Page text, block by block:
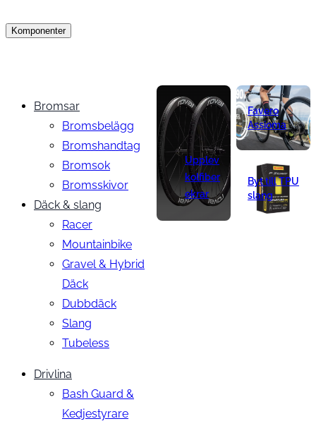
Komponenter
Bromsar
Bromsbelägg
Bromshandtag
Bromsok
Bromsskivor
Däck & slang
Racer
Mountainbike
Gravel & Hybrid
Däck
Dubbdäck
Slang
Tubeless
Drivlina
Bash Guard &
Kedjestyrare
Upplev
kolfiber
ekrar
Favero
Assioma
Byt till TPU
slang